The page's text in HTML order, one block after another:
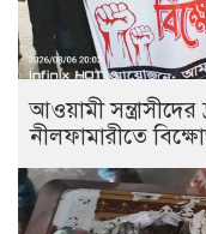
আওয়ামী
নীলফামারীতে